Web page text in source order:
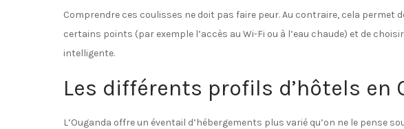
Comprendre ces coulisses ne doit pas faire peur. Au contraire, cela permet
certains points (par exemple l’accès au Wi-Fi ou à l’eau chaude) et de
intelligente.
Les différents profils d’hôtels en
L’Ouganda offre un éventail d’hébergements plus varié qu’on ne le pense